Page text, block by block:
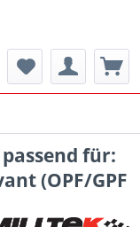
für:
(OPF/GPF